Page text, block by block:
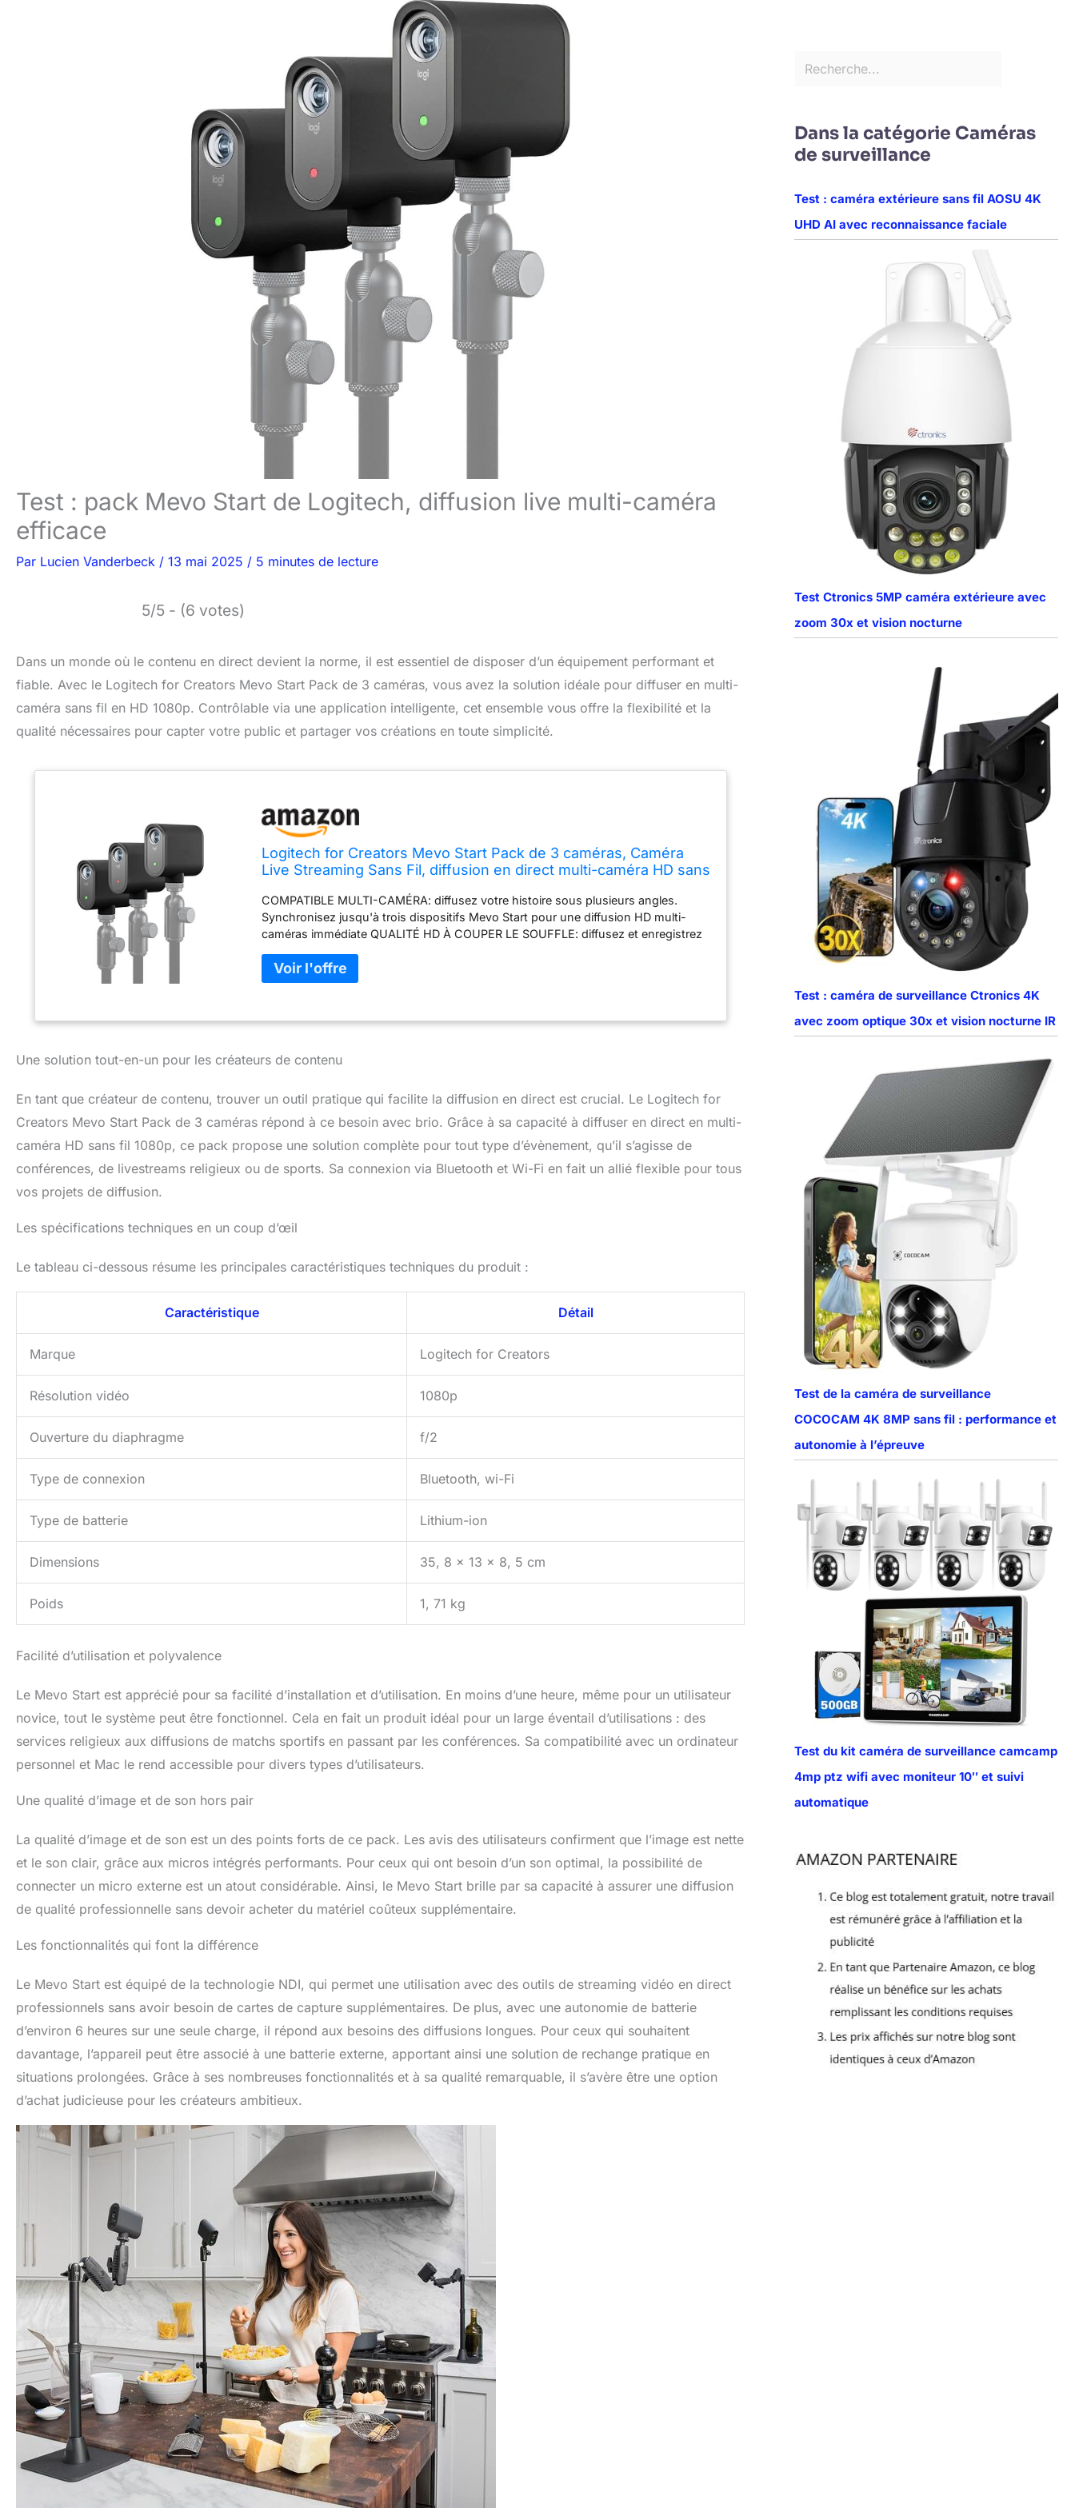
Test : pack Mevo Start de Logitech, diffusion live multi-caméra
efficace
Par Lucien Vanderbeck / 13 mai 2025 / 5 minutes de lecture
5/5 - (6 votes)
Dans un monde où le contenu en direct devient la norme, il est essentiel de disposer d’un équipement performant et
fiable. Avec le Logitech for Creators Mevo Start Pack de 3 caméras, vous avez la solution idéale pour diffuser en multi-
caméra sans fil en HD 1080p. Contrôlable via une application intelligente, cet ensemble vous offre la flexibilité et la
qualité nécessaires pour capter votre public et partager vos créations en toute simplicité.
Logitech for Creators Mevo Start Pack de 3 caméras, Caméra
Live Streaming Sans Fil, diffusion en direct multi-caméra HD sans
COMPATIBLE MULTI-CAMÉRA: diffusez votre histoire sous plusieurs angles.
Synchronisez jusqu'à trois dispositifs Mevo Start pour une diffusion HD multi-
caméras immédiate QUALITÉ HD À COUPER LE SOUFFLE: diffusez et enregistrez
d'une clarté exceptionnelle DIFFUSEZ N'IMPORTE OÙ: allez où l'histoire vous
mène. Diffusez du contenu en direct de n'importe où dans le monde grâce à la
L’APPLICATION: l'application Mevo Multicam contrôle sans fil vos caméras pour
enregistrez jusqu'à six heures à l'aide de la batterie intégrée de Mevo Start, ou
Une solution tout-en-un pour les créateurs de contenu
En tant que créateur de contenu, trouver un outil pratique qui facilite la diffusion en direct est crucial. Le Logitech for
Creators Mevo Start Pack de 3 caméras répond à ce besoin avec brio. Grâce à sa capacité à diffuser en direct en multi-
caméra HD sans fil 1080p, ce pack propose une solution complète pour tout type d’évènement, qu’il s’agisse de
conférences, de livestreams religieux ou de sports. Sa connexion via Bluetooth et Wi-Fi en fait un allié flexible pour tous
vos projets de diffusion.
Les spécifications techniques en un coup d’œil
Le tableau ci-dessous résume les principales caractéristiques techniques du produit :
Caractéristique Détail
Marque Logitech for Creators
Résolution vidéo 1080p
Ouverture du diaphragme f/2
Type de connexion Bluetooth, wi-Fi
Type de batterie Lithium-ion
Dimensions 35, 8 x 13 x 8, 5 cm
Poids 1, 71 kg
Facilité d’utilisation et polyvalence
Le Mevo Start est apprécié pour sa facilité d’installation et d’utilisation. En moins d’une heure, même pour un utilisateur
novice, tout le système peut être fonctionnel. Cela en fait un produit idéal pour un large éventail d’utilisations : des
services religieux aux diffusions de matchs sportifs en passant par les conférences. Sa compatibilité avec un ordinateur
personnel et Mac le rend accessible pour divers types d’utilisateurs.
Une qualité d’image et de son hors pair
La qualité d’image et de son est un des points forts de ce pack. Les avis des utilisateurs confirment que l’image est nette
et le son clair, grâce aux micros intégrés performants. Pour ceux qui ont besoin d’un son optimal, la possibilité de
connecter un micro externe est un atout considérable. Ainsi, le Mevo Start brille par sa capacité à assurer une diffusion
de qualité professionnelle sans devoir acheter du matériel coûteux supplémentaire.
Les fonctionnalités qui font la différence
Le Mevo Start est équipé de la technologie NDI, qui permet une utilisation avec des outils de streaming vidéo en direct
professionnels sans avoir besoin de cartes de capture supplémentaires. De plus, avec une autonomie de batterie
d’environ 6 heures sur une seule charge, il répond aux besoins des diffusions longues. Pour ceux qui souhaitent
davantage, l’appareil peut être associé à une batterie externe, apportant ainsi une solution de rechange pratique en
situations prolongées. Grâce à ses nombreuses fonctionnalités et à sa qualité remarquable, il s’avère être une option
d’achat judicieuse pour les créateurs ambitieux.
Dans la catégorie Caméras
de surveillance
Test : caméra extérieure sans fil AOSU 4K
UHD AI avec reconnaissance faciale
Test Ctronics 5MP caméra extérieure avec
zoom 30x et vision nocturne
Test : caméra de surveillance Ctronics 4K
avec zoom optique 30x et vision nocturne IR
Test de la caméra de surveillance
COCOCAM 4K 8MP sans fil : performance et
autonomie à l’épreuve
Test du kit caméra de surveillance camcamp
4mp ptz wifi avec moniteur 10″ et suivi
automatique